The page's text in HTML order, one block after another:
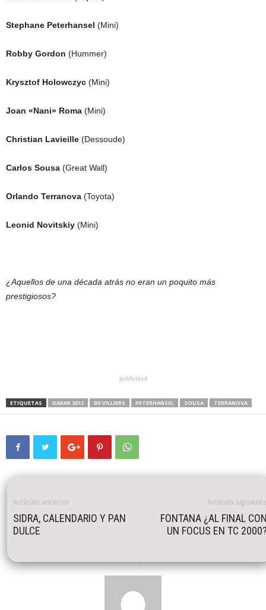
Stephane Peterhansel (Mini)
Robby Gordon (Hummer)
Krysztof Holowczyc (Mini)
Joan «Nani» Roma (Mini)
Christian Lavieille (Dessoude)
Carlos Sousa (Great Wall)
Orlando Terranova (Toyota)
Leonid Novitskiy (Mini)
¿Aquellos de una década atrás no eran un poquito más
prestigiosos?
publicidad
ETIQUETAS DAKAR 2012 DE VILLIERS PETERHANSEL SOUSA TERRANOVA
Artículo anterior
SIDRA, CALENDARIO Y PAN
DULCE
Artículo
FONTANA ¿AL FINAL
UN FOCUS EN TC